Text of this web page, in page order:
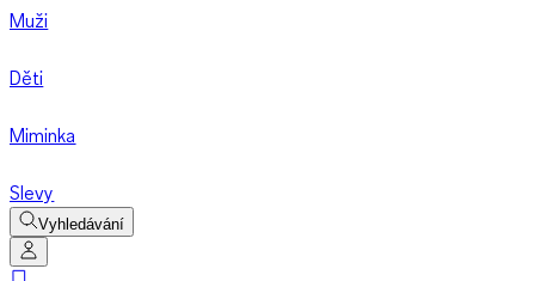
Muži
Děti
Miminka
Slevy
Vyhledávání